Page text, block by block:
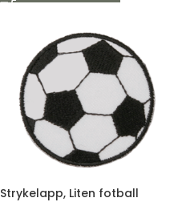
Strykelapp, Liten fotball